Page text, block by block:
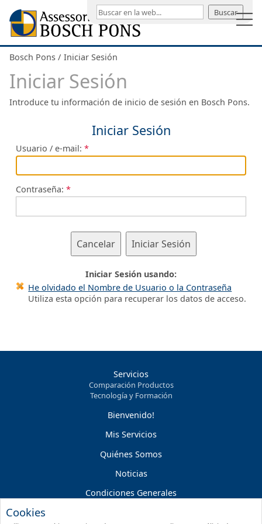
Cookies
Buscar
Bosch Pons Iniciar Sesión
Iniciar Sesión
Introduce tu información de inicio de sesión en Bosch Pons.
Iniciar Sesión
Usuario / e-mail:
Contraseña:
Cancelar Iniciar Sesión
Iniciar Sesión usando:
He olvidado el Nombre de Usuario o la Contraseña
Utiliza esta opción para recuperar los datos de acceso.
Servicios
Comparación Productos
Tecnología y Formación
Bienvenido!
Mis Servicios
Quiénes Somos
Noticias
Condiciones Generales